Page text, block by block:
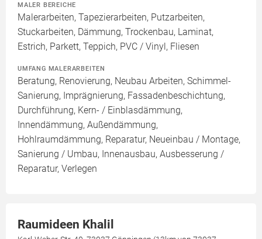
MALER BEREICHE
Malerarbeiten, Tapezierarbeiten, Putzarbeiten,
Stuckarbeiten, Dämmung, Trockenbau, Laminat,
Estrich, Parkett, Teppich, PVC / Vinyl, Fliesen
UMFANG MALERARBEITEN
Beratung, Renovierung, Neubau Arbeiten, Schimmel-
Sanierung, Imprägnierung, Fassadenbeschichtung,
Durchführung, Kern- / Einblasdämmung,
Innendämmung, Außendämmung,
Hohlraumdämmung, Reparatur, Neueinbau / Montage,
Sanierung / Umbau, Innenausbau, Ausbesserung /
Reparatur, Verlegen
Raumideen Khalil